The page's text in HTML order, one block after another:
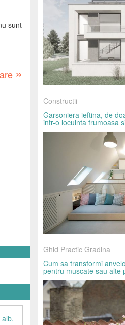
sunt
»
Constructii
Garsoniera ieftina, de
intr-o locuinta frumoasa
Ghid Practic Gradina
Cum sa transformi
pentru muscate sau alte